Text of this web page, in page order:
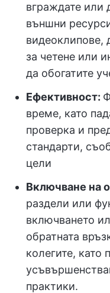
вграждате или
външни
видеоклипове,
за четене или
да обогатите
Ефективност:
време, като
проверка и
стандарти,
цели
Включване на
раздели или
включването
обратната
колегите, като
практики.